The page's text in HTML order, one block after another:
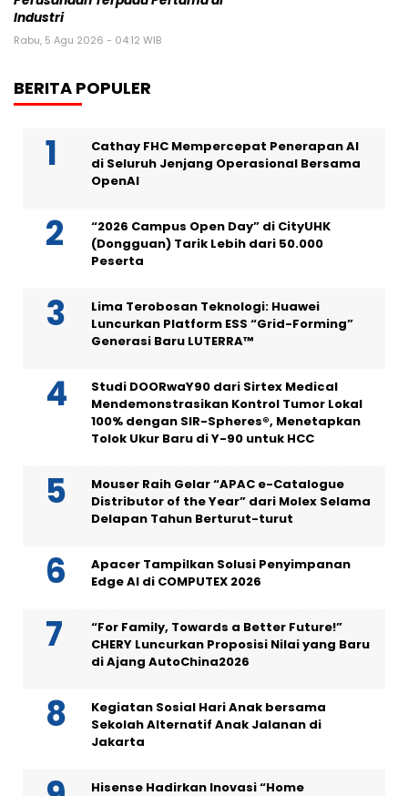
Industri
Rabu, 5 Agu 2026 - 04:12 WIB
BERITA POPULER
Cathay FHC Mempercepat Penerapan AI
di Seluruh Jenjang Operasional Bersama
OpenAI
“2026 Campus Open Day” di CityUHK
(Dongguan) Tarik Lebih dari 50.000
Peserta
Lima Terobosan Teknologi: Huawei
Luncurkan Platform ESS “Grid-Forming”
Generasi Baru LUTERRA™
Studi DOORwaY90 dari Sirtex Medical
Mendemonstrasikan Kontrol Tumor Lokal
100% dengan SIR-Spheres®, Menetapkan
Tolok Ukur Baru di Y-90 untuk HCC
Mouser Raih Gelar “APAC e-Catalogue
Distributor of the Year” dari Molex Selama
Delapan Tahun Berturut-turut
Apacer Tampilkan Solusi Penyimpanan
Edge AI di COMPUTEX 2026
“For Family, Towards a Better Future!”
CHERY Luncurkan Proposisi Nilai yang Baru
di Ajang AutoChina2026
Kegiatan Sosial Hari Anak bersama
Sekolah Alternatif Anak Jalanan di
Jakarta
Hisense Hadirkan Inovasi “Home